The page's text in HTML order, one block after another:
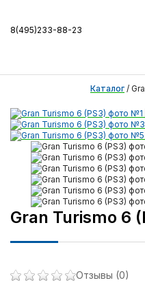
8(495)233-88-23
Каталог /
Gran Turismo 6
Отзывы (0)